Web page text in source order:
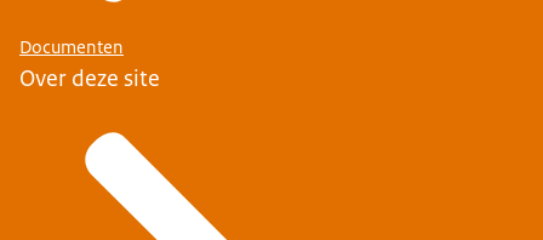
Documenten
Over deze site